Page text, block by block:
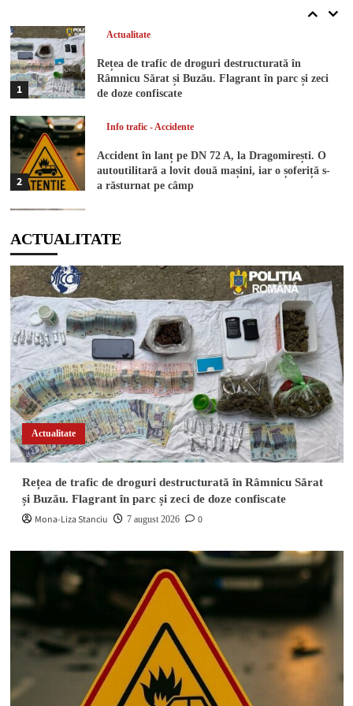
1
Actualitate
Rețea de trafic de droguri destructurată în
Râmnicu Sărat și Buzău. Flagrant în parc și zeci
de doze confiscate
2
Info trafic - Accidente
Accident în lanț pe DN 72 A, la Dragomirești. O
autoutilitară a lovit două mașini, iar o șoferiță s-
a răsturnat pe câmp
3
Impact între două autoturisme pe o stradă din
Găești. Ambii șoferi au avut nevoie de îngrijiri
medicale
4
Actualitate
DIICOT a descins în pădure! Un bărbat de 51 de
ani a fost arestat după ce a înființat o cultură
outdoor de marijuana
5
Anchete și investigații
Impact violent cu un cap de pod pe DN 2D. Un
minor a fost rănit în localitatea Valea Sării
Actualitate
Rețea de trafic de droguri destructurată în
de doze confiscate
2
Info trafic - Accidente
Accident în lanț pe DN 72 A, la Dragomirești. O
autoutilitară a lovit două mașini, iar o șoferiță s-
a răsturnat pe câmp
Info trafic - Accidente
Impact între două autoturisme pe o stradă din
ACTUALITATE
Actualitate
Rețea de trafic de droguri destructurată în Râmnicu Sărat
și Buzău. Flagrant în parc și zeci de doze confiscate
Mona-Liza Stanciu 7 august 2026 0